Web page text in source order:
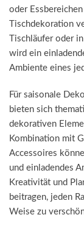
oder
Tischdekoration
Tischläufer oder
wird ein
Ambiente eines
Für saisonale
bieten sich
dekorativen
Kombination mit
Accessoires
und einladendes
Kreativität und
beitragen, jeden
Weise zu